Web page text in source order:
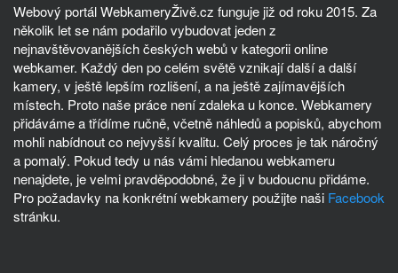
Webový portál WebkameryŽivě.cz funguje již od roku 2015. Za
několik let se nám podařilo vybudovat jeden z
nejnavštěvovanějších českých webů v kategorii online
webkamer. Každý den po celém světě vznikají další a další
kamery, v ještě lepším rozlišení, a na ještě zajímavějších
místech. Proto naše práce není zdaleka u konce. Webkamery
přidáváme a třídíme ručně, včetně náhledů a popisků, abychom
mohli nabídnout co nejvyšší kvalitu. Celý proces je tak náročný
a pomalý. Pokud tedy u nás vámi hledanou webkameru
nenajdete, je velmi pravděpodobné, že ji v budoucnu přidáme.
Pro požadavky na konkrétní webkamery použijte naši Facebook
stránku.